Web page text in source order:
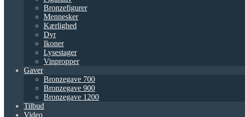
Bronzefigurer
Mennesker
Kærlighed
Dyr
Ikoner
Lysestager
Vinpropper
Gaver
Bronzegave 700
Bronzegave 900
Bronzegave 1200
Tilbud
Video